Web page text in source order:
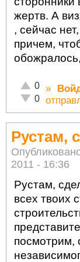
жертв. А
, сейчас
причем,
Отлично!
0
Неадекватно!
0
»
Рустам,
2011 - 16:36
Рустам,
всех твоих
посмотрим,